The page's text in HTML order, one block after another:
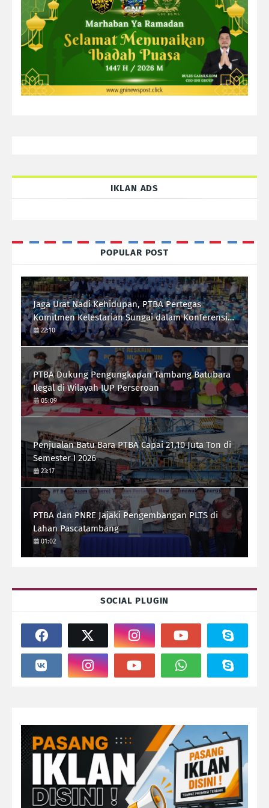
IKLAN ADS
POPULAR POST
Jaga Urat Nadi Kehidupan, PTBA Pertegas
Komitmen Kelestarian Sungai dalam Konferensi
Sungai Indonesia 2026
22:10
PTBA Dukung Pengungkapan Tambang Batubara
Ilegal di Wilayah IUP Perseroan
05:09
Penjualan Batu Bara PTBA Capai 21,10 Juta Ton di
Semester I 2026
23:17
PTBA dan PNRE Jajaki Pengembangan PLTS di
Lahan Pascatambang
01:02
SOCIAL PLUGIN